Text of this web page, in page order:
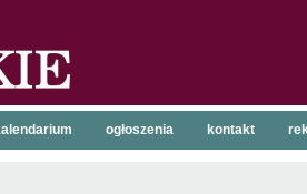
ogłoszenia kontakt